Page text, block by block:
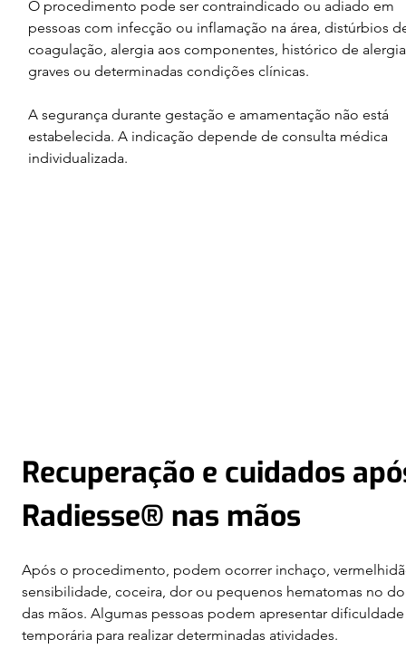
O procedimento pode ser contraindicado ou adiado em
pessoas com infecção ou inflamação na área, distúrbios
coagulação, alergia aos componentes, histórico de
graves ou determinadas condições clínicas.
A segurança durante gestação e amamentação não está
estabelecida. A indicação depende de consulta médica
individualizada.
Recuperação e cuidados
Radiesse® nas mãos
Após o procedimento, podem ocorrer inchaço,
sensibilidade, coceira, dor ou pequenos hematomas no
das mãos. Algumas pessoas podem apresentar
temporária para realizar determinadas atividades.